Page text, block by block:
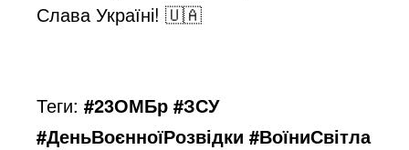
Слава Україні! 🇺🇦
Теги:#23ОМБр #ЗСУ
#ДеньВоєнноїРозвідки #ВоїниСвітла